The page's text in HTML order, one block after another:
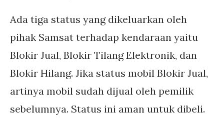
Ada tiga status yang dikeluarkan oleh
pihak Samsat terhadap kendaraan yaitu
Blokir Jual, Blokir Tilang Elektronik, dan
Blokir Hilang. Jika status mobil Blokir Jual,
artinya mobil sudah dijual oleh pemilik
sebelumnya. Status ini aman untuk dibeli.